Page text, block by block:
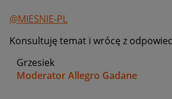
@MIESNIE-PL
Konsultuję temat i wrócę z
Grzesiek
Moderator Allegro Gadane